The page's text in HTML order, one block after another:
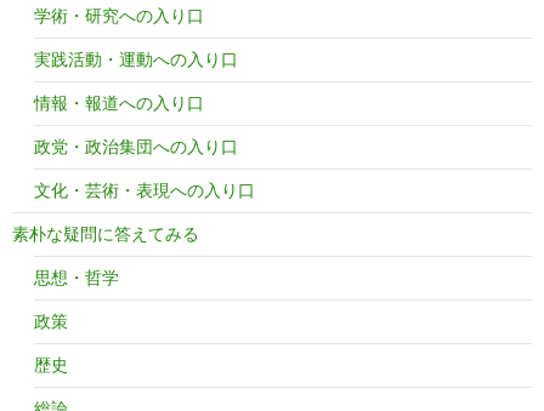
学術・研究への入り口
実践活動・運動への入り口
情報・報道への入り口
政党・政治集団への入り口
文化・芸術・表現への入り口
素朴な疑問に答えてみる
思想・哲学
政策
歴史